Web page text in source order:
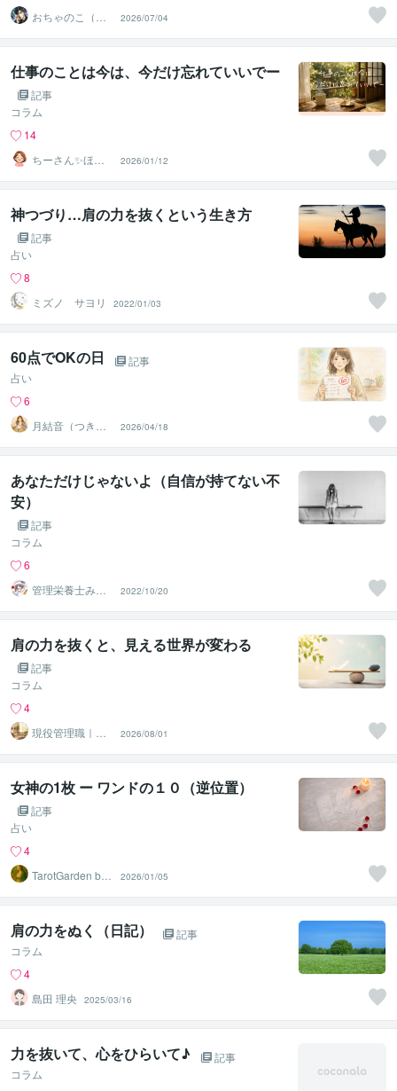
おちゃのこ（御
茶乃子祭々）
2026/07/04
仕事のことは今は、今だけ忘れていいでー
記事
コラム
14
ちーさん✨ほっ
こりの間の人
2026/01/12
神つづり…肩の力を抜くという生き方
記事
占い
8
ミズノ サヨリ
2022/01/03
60点でOKの日
記事
占い
6
月結音（つきゆ
いね）
2026/04/18
あなただけじゃないよ（自信が持てない不
安）
記事
コラム
6
管理栄養士み
や〜おうちごは
ん応援〜
2022/10/20
肩の力を抜くと、見える世界が変わる
記事
コラム
4
現役管理職｜ラ
イフコーチY
2026/08/01
女神の1枚 ー ワンドの１０（逆位置）
記事
占い
4
TarotGarden by
2026/01/05
肩の力をぬく（日記）
記事
コラム
4
島田 理央 2025/03/16
力を抜いて、心をひらいて♪
記事
コラム